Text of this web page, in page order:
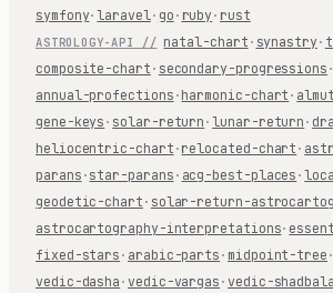
symfony·laravel · go · ruby · rust
ASTROLOGY-API // natal-chart · synastry ·
composite-chart · secondary-progressions ·
annual-profections · harmonic-chart ·
gene-keys · solar-return ·lunar-return ·
heliocentric-chart · relocated-chart ·
parans · star-parans · acg-best-places ·
geodetic-chart · solar-return-
astrocartography-interpretations·
fixed-stars · arabic-parts · midpoint-tree ·
vedic-dasha ·vedic-vargas ·vedic-shadbala